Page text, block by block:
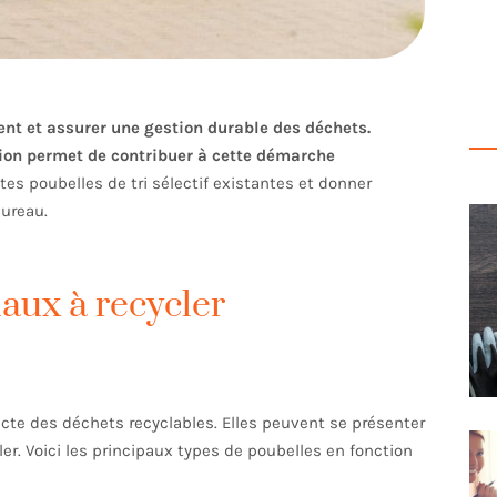
et assurer une gestion durable des déchets.
permet de contribuer à cette démarche
poubelles de tri sélectif existantes et donner
à recycler
des déchets recyclables. Elles peuvent se présenter
Voici les principaux types de poubelles en fonction